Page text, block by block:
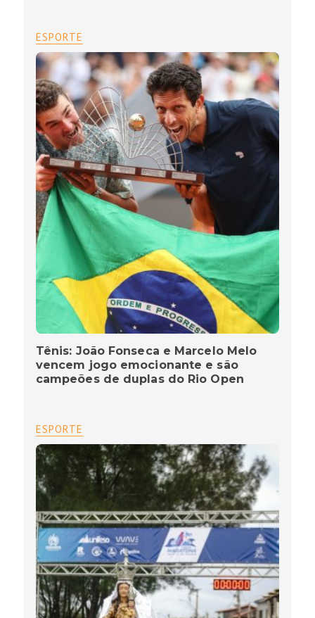
ESPORTE
Tênis: João Fonseca e Marcelo Melo
vencem jogo emocionante e são
campeões de duplas do Rio Open
ESPORTE